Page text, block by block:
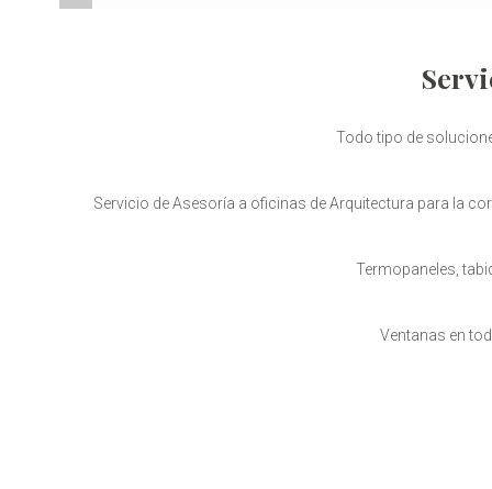
Todo tipo de
Servicio de Asesoría a oficinas de Arquitectura para la
Termopaneles,
Ventanas en